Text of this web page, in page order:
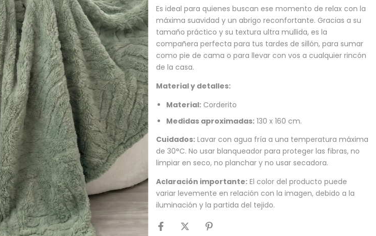
Es ideal para quienes buscan ese momento de relax con la
máxima suavidad y un abrigo reconfortante. Gracias a su
tamaño práctico y su textura ultra mullida, es la
compañera perfecta para tus tardes de sillón, para sumar
como pie de cama o para llevar con vos a cualquier rincón
de la casa.
Material y detalles:
Material: Corderito
Medidas aproximadas: 130 x 160 cm.
Cuidados: Lavar con agua fría a una temperatura máxima
de 30°C. No usar blanqueador para proteger las fibras, no
limpiar en seco, no planchar y no usar secadora.
Aclaración importante: El color del producto puede
variar levemente en relación con la imagen, debido a la
iluminación y la partida del tejido.